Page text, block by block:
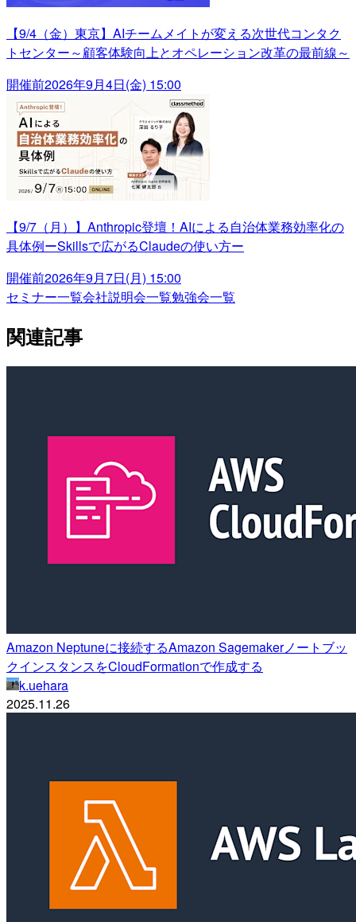
【9/4（金）東京】AIチームメイトが変える次世代コンタク
トセンター～顧客体験向上とオペレーション改革の最前線～
開催前2026年9月4日(金) 15:00
【9/7（月）】Anthropic登壇！AIによる自治体業務効率化の
具体例ーSkillsで広がるClaudeの使い方ー
開催前2026年9月7日(月) 15:00
セミナー一覧会社説明会一覧勉強会一覧
関連記事
Amazon Neptuneに接続するAmazon Sagemakerノートブッ
クインスタンスをCloudFormationで作成する
k.uehara
2025.11.26